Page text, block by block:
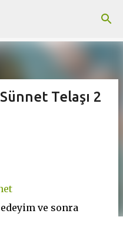
Telaşı 2
ve sonra